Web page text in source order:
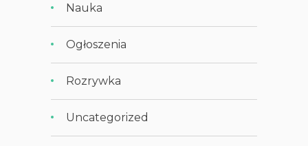
Nauka
Ogłoszenia
Rozrywka
Uncategorized